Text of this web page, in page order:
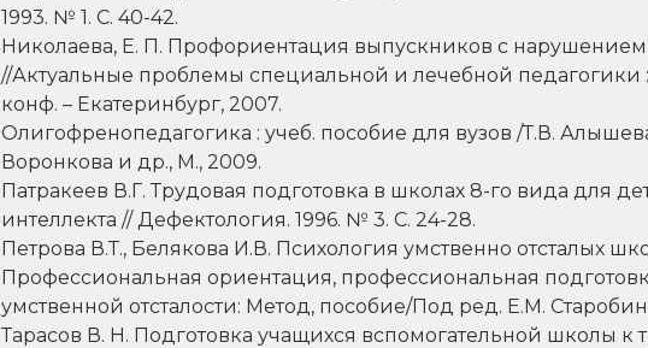
1993. № 1. С. 40-42.
Николаева, Е. П. Профориентация выпускников с нарушением
//Актуальные проблемы специальной и лечебной педагогики :
конф. – Екатеринбург, 2007.
Олигофренопедагогика : учеб. пособие для вузов /Т.В.
Воронкова и др., М., 2009.
Патракеев В.Г. Трудовая подготовка в школах 8-го вида для
интеллекта // Дефектология. 1996. № 3. С. 24-28.
Петрова В.Т., Белякова И.В. Психология умственно отсталых
Профессиональная ориентация, профессиональная
умственной отсталости: Метод, пособие/Под ред. Е.М.
Тарасов В. Н. Подготовка учащихся вспомогательной школы к